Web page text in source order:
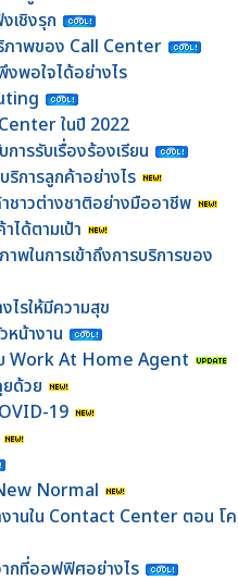
เชิงรุก
ภาพของ Call Center
งพอใจได้อย่างไร
ในปี 2022
ารรับเรื่องร้องเรียน
ารลูกค้าอย่างไร
ชาวต่างชาติอย่างมืออาชีพ
ได้ตามเป้า
ในการเข้าถึงการบริการของ
รให้มีความสุข
หน้างาน
บ Work At Home Agent
ด้วย
19
Normal
งานใน Contact Center ตอน โค
กที่ออฟฟิศอย่างไร